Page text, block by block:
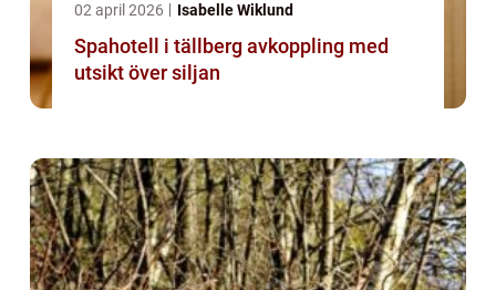
02 april 2026 Isabelle Wiklund
Spahotell i tällberg avkoppling med
utsikt över siljan